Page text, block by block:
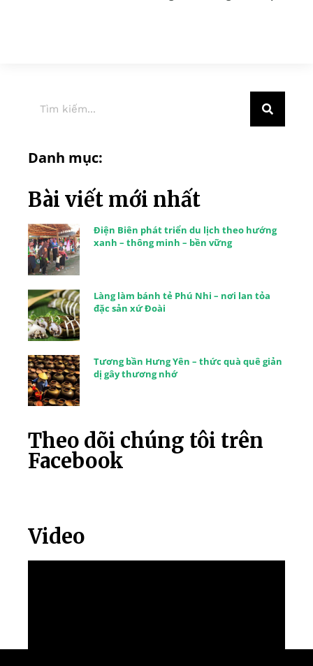
Danh mục:
Bài viết mới nhất
Điện Biên phát triển du lịch theo hướng
xanh – thông minh – bền vững
Làng làm bánh tẻ Phú Nhi – nơi lan tỏa
đặc sản xứ Đoài
Tương bần Hưng Yên – thức quà quê giản
dị gây thương nhớ
Theo dõi chúng tôi trên
Facebook
Video